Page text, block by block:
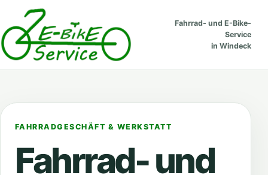
Fahrrad- und E-Bike-
Service
in Windeck
FAHRRADGESCHÄFT & WERKSTATT
Fahrrad- und